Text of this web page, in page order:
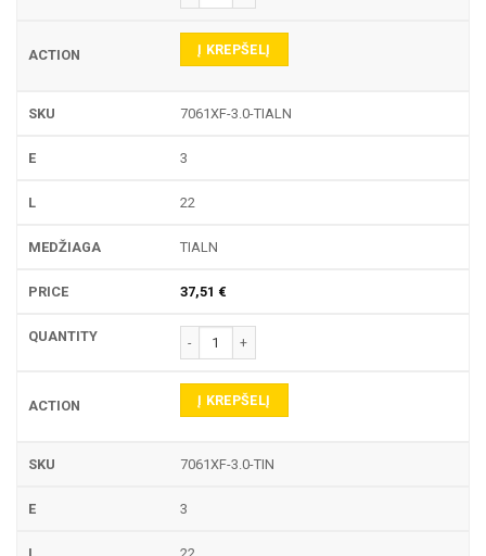
Į KREPŠELĮ
7061XF-3.0-TIALN
3
22
TIALN
37,51 €
produkto kiekis: 7061XF TEKINIMO PLOKŠTELĖ
Į KREPŠELĮ
7061XF-3.0-TIN
3